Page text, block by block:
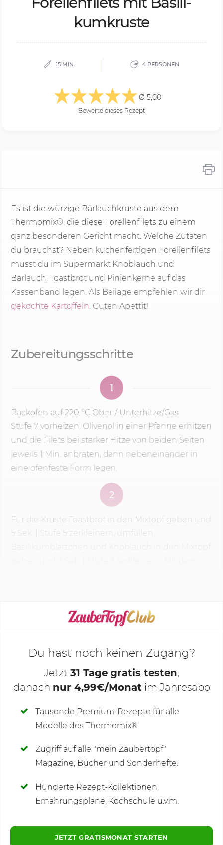
kum­krus­te
15 MIN. 4 PERSONEN
Ø 5,00
Bewerte dieses Rezept
Es ist die würzige Bärlauchkruste aus dem
Thermomix®, die diese Forellenfilets zu einem
ganz besonderen Gericht macht. Welche Zutaten
du brauchst? Neben küchenfertigen Forellenfilets
musst du im Supermarkt Knoblauch und
Bärlauch, Toastbrot und Pinienkerne auf das
Kassenband legen. Als Beilage empfehlen wir dir
gekochte Kartoffeln . Guten Apettit!
Zubereitungsschritte
1
Backofen auf220 °C Ober-/ Unterhitze/Gas
Stufe 7 vorheizen. Olivenöl in einer Pfanne erhitzen
und die Filets bei starker Hitze von beiden Seiten
jeweils 1 Min. anbraten, dann nebeneinander in
eine ofenfeste Form legen.
2
Für die Kruste Toastbrot in den Mixtopf geben und
zerkleinern, umfüllen.
KOCHMODUS STARTEN
Deine Notizen
Du hast noch keinen Zugang?
Jetzt 31 Tage gratis testen,
danach nur 4,99€/Monat im Jahresabo
Tausende Premium-Rezepte für alle
Modelle des Thermomix®
Zugriff auf alle "mein Zaubertopf"
Magazine, Bücher und Sonderhefte.
Hunderte Rezept-Kollektionen,
Ernährungspläne, Kochschule u.v.m.
JETZT GRATISMONAT STARTEN
Kommentare